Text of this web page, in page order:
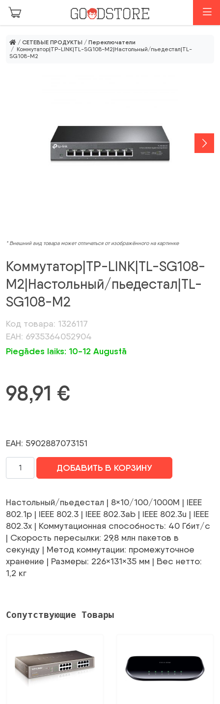
Перейти к основному содержанию
/ СЕТЕВЫЕ ПРОДУКТЫ / Переключатели
/ Коммутатор|TP-LINK|TL-SG108-M2|Настольный/пьедестал|TL-
SG108-M2
* Внешний вид товара может отличаться от изображённого на картинке
Коммутатор|TP-LINK|TL-SG108-
M2|Настольный/пьедестал|TL-
SG108-M2
Код товара: 1326117
ЕАН: 6935364052904
Piegādes laiks: 10-12 Augustā
98,91 €
ЕАН: 5902887073151
Количество
Switch|TP-
SG108-
M2|Desktop/pedestal|TL-
SG108-
M2
ДОБАВИТЬ В КОРЗИНУ
Настольный/пьедестал | 8×10/100/1000M | IEEE
802.1p | IEEE 802.3 | IEEE 802.3ab | IEEE 802.3u | IEEE
802.3x | Коммутационная способность: 40 Гбит/с
| Скорость пересылки: 29,8 млн пакетов в
секунду | Метод коммутации: промежуточное
хранение | Размеры: 226×131×35 мм | Вес нетто:
1,2 кг
Сопутствующие Товары